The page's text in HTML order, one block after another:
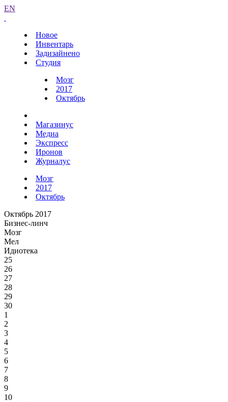
EN
Новое
Инвентарь
Задизайнено
Студия
Мозг
2017
Октябрь
Магазинус
Медиа
Экспресс
Иронов
Журналус
Мозг
2017
Октябрь
Октябрь 2017
Бизнес-линч
Мозг
Мел
Идиотека
25
26
27
28
29
30
1
2
3
4
5
6
7
8
9
10